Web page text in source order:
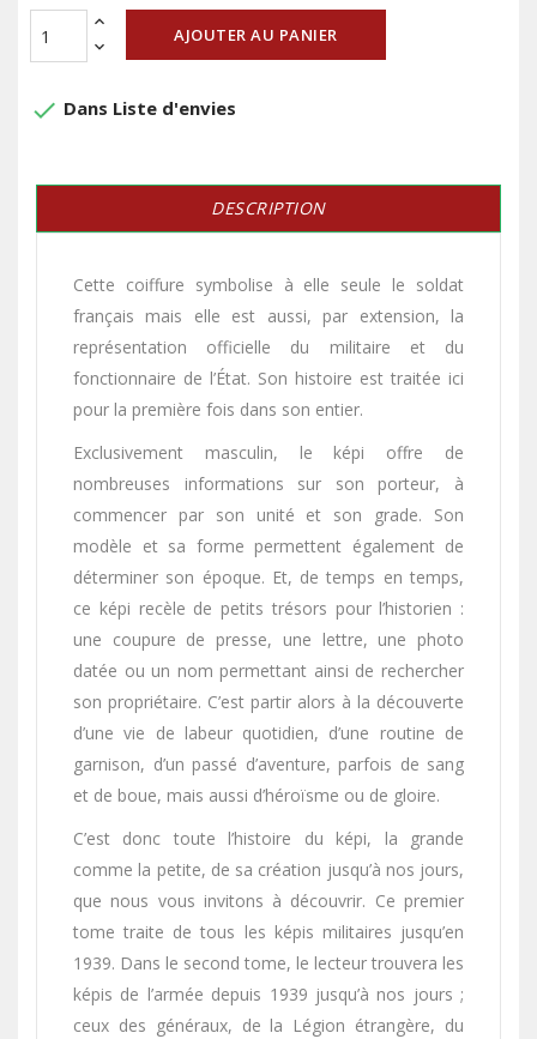
AJOUTER AU PANIER
done Dans Liste d'envies
DESCRIPTION
Cette coiffure symbolise à elle seule le soldat
français mais elle est aussi, par extension, la
représentation officielle du militaire et du
fonctionnaire de l’État. Son histoire est traitée ici
pour la première fois dans son entier.
Exclusivement masculin, le képi offre de
nombreuses informations sur son porteur, à
commencer par son unité et son grade. Son
modèle et sa forme permettent également de
déterminer son époque. Et, de temps en temps,
ce képi recèle de petits trésors pour l’historien :
une coupure de presse, une lettre, une photo
datée ou un nom permettant ainsi de rechercher
son propriétaire. C’est partir alors à la découverte
d’une vie de labeur quotidien, d’une routine de
garnison, d’un passé d’aventure, parfois de sang
et de boue, mais aussi d’héroïsme ou de gloire.
C’est donc toute l’histoire du képi, la grande
comme la petite, de sa création jusqu’à nos jours,
que nous vous invitons à découvrir. Ce premier
tome traite de tous les képis militaires jusqu’en
1939. Dans le second tome, le lecteur trouvera les
képis de l’armée depuis 1939 jusqu’à nos jours ;
ceux des généraux, de la Légion étrangère, du